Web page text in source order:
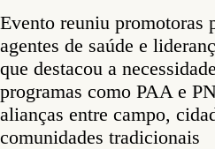
Evento reuniu promotoras
agentes de saúde e
que destacou a
programas como PAA e
alianças entre campo,
comunidades tradicionais